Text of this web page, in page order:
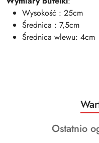
Wysokość : 25cm
Średnica : 7,5cm
Średnica wlewu: 4cm
Pomiń karuzelę
o
Produkty
Ostatnio